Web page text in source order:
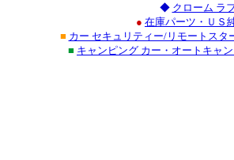
◆ クローム ラ
● 在庫パーツ・ＵＳ
■ カー セキュリティー/リモートスタ
■ キャンピング カー・オートキャ